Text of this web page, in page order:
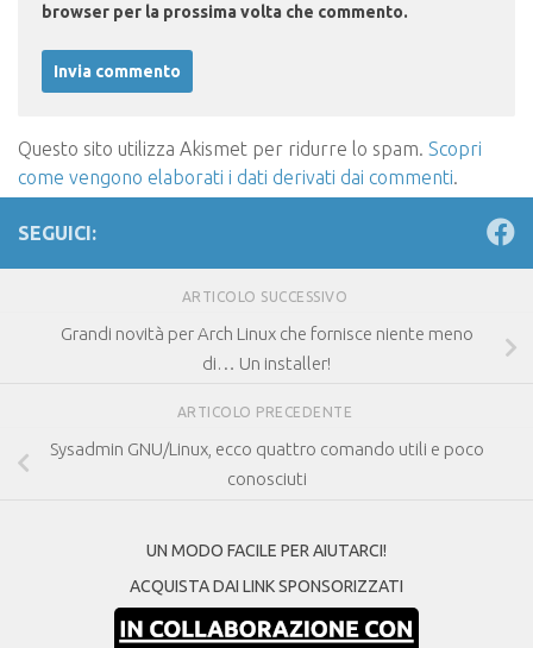
browser per la prossima volta che commento.
Questo sito utilizza Akismet per ridurre lo spam. Scopri
come vengono elaborati i dati derivati dai commenti.
SEGUICI:
ARTICOLO SUCCESSIVO
Grandi novità per Arch Linux che fornisce niente meno
di… Un installer!
ARTICOLO PRECEDENTE
Sysadmin GNU/Linux, ecco quattro comando utili e poco
conosciuti
UN MODO FACILE PER AIUTARCI!
ACQUISTA DAI LINK SPONSORIZZATI